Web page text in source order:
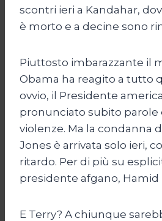
scontri ieri a Kandahar,
è morto e a decine sono
Piuttosto imbarazzante il
Obama ha reagito a tutto
ovvio, il Presidente
pronunciato subito parole
violenze. Ma la condanna
Jones è arrivata solo ieri,
ritardo. Per di più su
presidente afgano, Hamid
E Terry? A chiunque